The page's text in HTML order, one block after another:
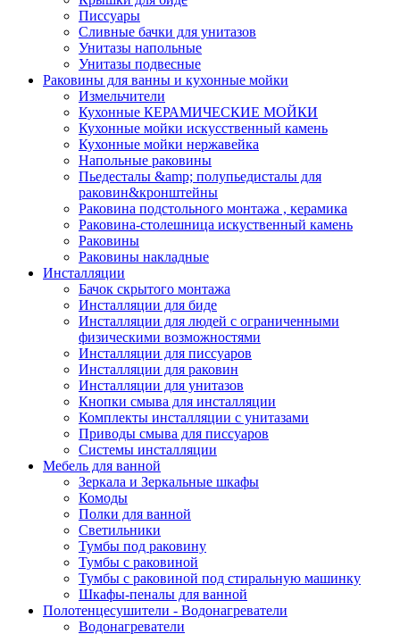
Писсуары
Сливные бачки для унитазов
Унитазы напольные
Унитазы подвесные
Раковины для ванны и кухонные мойки
Измельчители
Кухонные КЕРАМИЧЕСКИЕ МОЙКИ
Кухонные мойки искусственный камень
Кухонные мойки нержавейка
Напольные раковины
Пьедесталы &amp; полупьедисталы для
раковин&кронштейны
Раковина подстольного монтажа , керамика
Раковина-столешница искуственный камень
Раковины
Раковины накладные
Инсталляции
Бачок скрытого монтажа
Инсталляции для биде
Инсталляции для людей с ограниченными
физическими возможностями
Инсталляции для писсуаров
Инсталляции для раковин
Инсталляции для унитазов
Кнопки смыва для инсталляции
Комплекты инсталляции с унитазами
Приводы смыва для писсуаров
Системы инсталляции
Мебель для ванной
Зеркала и Зеркальные шкафы
Комоды
Полки для ванной
Светильники
Тумбы под раковину
Тумбы с раковиной
Тумбы с раковиной под стиральную машинку
Шкафы-пеналы для ванной
Полотенцесушители - Водонагреватели
Водонагреватели